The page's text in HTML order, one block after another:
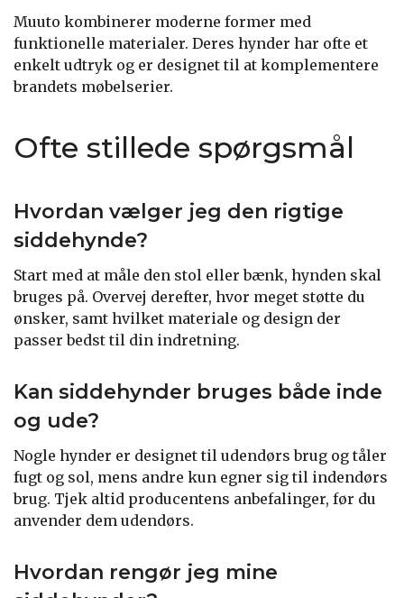
Muuto kombinerer moderne former med
funktionelle materialer. Deres hynder har ofte et
enkelt udtryk og er designet til at komplementere
brandets møbelserier.
Ofte stillede spørgsmål
Hvordan vælger jeg den rigtige
siddehynde?
Start med at måle den stol eller bænk, hynden skal
bruges på. Overvej derefter, hvor meget støtte du
ønsker, samt hvilket materiale og design der
passer bedst til din indretning.
Kan siddehynder bruges både inde
og ude?
Nogle hynder er designet til udendørs brug og tåler
fugt og sol, mens andre kun egner sig til indendørs
brug. Tjek altid producentens anbefalinger, før du
anvender dem udendørs.
Hvordan rengør jeg mine